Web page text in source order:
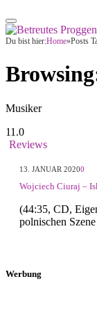
Du bist hier:Home»Posts
Musiker
11.0
Reviews
13. JANUAR 20200
Wojciech Ciuraj –
(44:35, CD,
polnischen
Werbung